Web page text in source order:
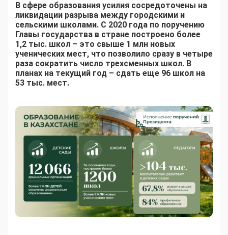
В сфере образования усилия сосредоточены на
ликвидации разрыва между городскими и
сельскими школами. С 2020 года по поручению
Главы государства в стране построено более
1,2 тыс. школ – это свыше 1 млн новых
ученических мест, что позволило сразу в четыре
раза сократить число трехсменных школ. В
планах на текущий год – сдать еще 96 школ на
53 тыс. мест.